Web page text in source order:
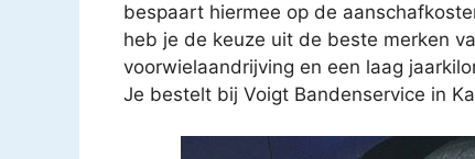
bespaart hiermee op de
heb je de keuze uit de beste merken
voorwielaandrijving en een laag
Je bestelt bij Voigt Bandenservice in